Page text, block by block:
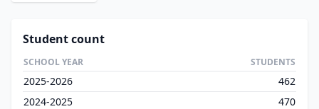
Student count
SCHOOL YEAR STUDENTS
2025-2026
462
2024-2025
470